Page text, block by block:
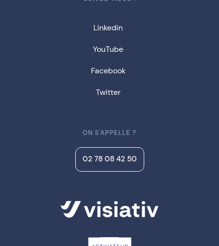
Linkedin
YouTube
Facebook
Twitter
ON S'APPELLE ?
02 78 08 42 50